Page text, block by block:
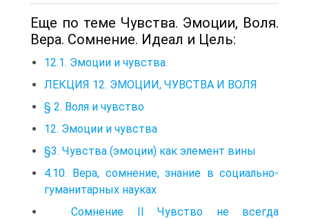
Еще по теме Чувства. Эмоции, Воля.
Вера. Сомнение. Идеал и Цель:
12.1. Эмоции и чувства.
ЛЕКЦИЯ 12. ЭМОЦИИ, ЧУВСТВА И ВОЛЯ
§ 2. Воля и чувство
12. Эмоции и чувства
§3. Чувства (эмоции) как элемент вины
4.10. Вера, сомнение, знание в социально-
гуманитарных науках
Сомнение II Чувство не всегда